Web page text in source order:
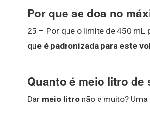
Por que se doa no
25 – Por que o limite de 450 mL
que é padronizada para este
Quanto é meio litro de
Dar meio litro não é muito?